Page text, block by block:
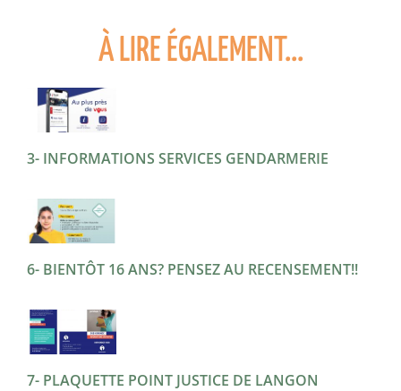
À LIRE ÉGALEMENT...
3- INFORMATIONS SERVICES GENDARMERIE
6- BIENTÔT 16 ANS? PENSEZ AU RECENSEMENT!!
7- PLAQUETTE POINT JUSTICE DE LANGON